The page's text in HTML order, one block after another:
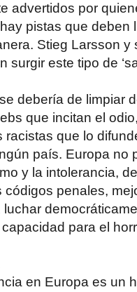
advertidos por
pistas que deben
Stieg Larsson
surgir este tipo de
debería de limpiar
que incitan el
que lo
país. Europa no
y la intolerancia,
penales,
para el
en Europa es un